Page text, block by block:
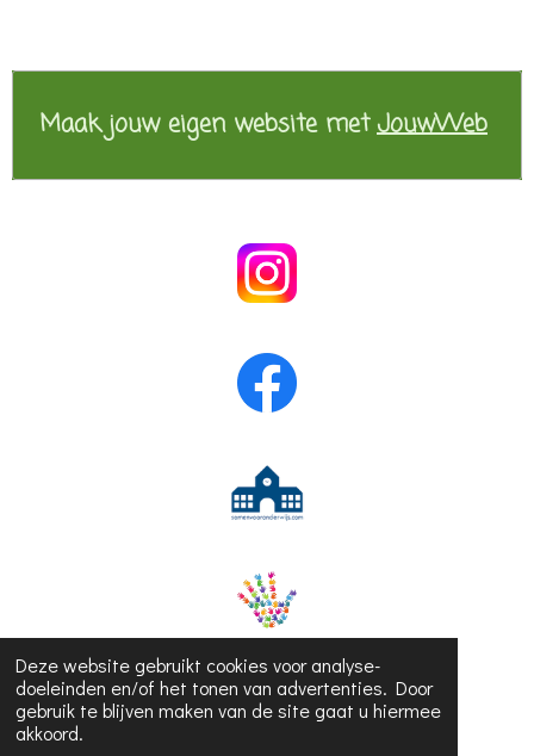
Deze website gebruikt cookies voor analyse-
doeleinden en/of het tonen van advertenties. Door
gebruik te blijven maken van de site gaat u hiermee
akkoord.
Maak jouw eigen website metJouwWeb